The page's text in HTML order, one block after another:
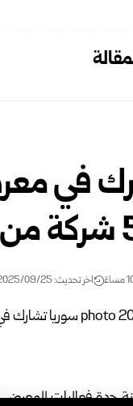
في
اخر تحديث: 2025/09/25 10:38 مساءً